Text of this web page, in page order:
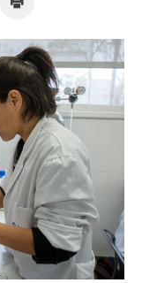
ENGLISH